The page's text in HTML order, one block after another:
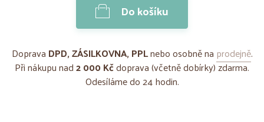
Do košíku
Doprava DPD, ZÁSILKOVNA, PPLnebo osobně na prodejně.
Při nákupu nad2 000 Kčdoprava (včetně dobírky) zdarma.
Odesíláme do 24 hodin.